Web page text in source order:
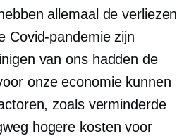
allemaal de verliezen
Covid-pandemie zijn
van ons hadden de
onze economie kunnen
zoals verminderde
hogere kosten voor